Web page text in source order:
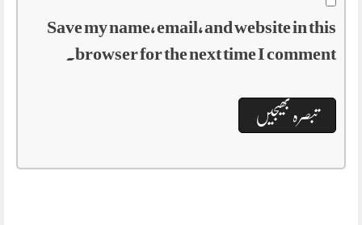
Save my name, email, and website in this
browser for the next time I comment.